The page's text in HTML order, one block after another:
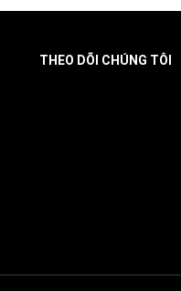
THEO DÕI CHÚNG TÔI